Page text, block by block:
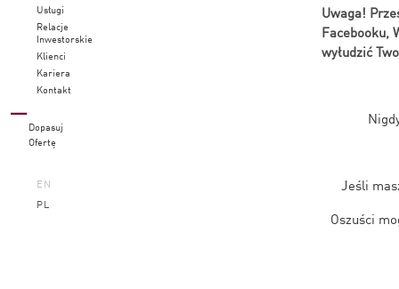
Usługi
Relacje
Inwestorskie
Klienci
Kariera
Kontakt
Dopasuj
Ofertę
EN
PL
Uwaga!
Facebooku,
wyłudzić
Jeśli
Oszuści